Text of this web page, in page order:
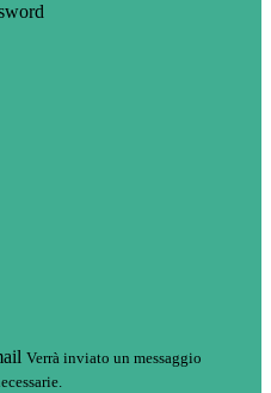
Verrà inviato un messaggio